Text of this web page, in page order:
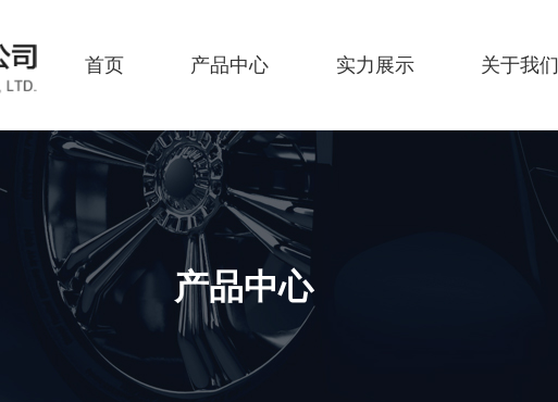
首页 产品中心 实力展示 关于我们
产品中心